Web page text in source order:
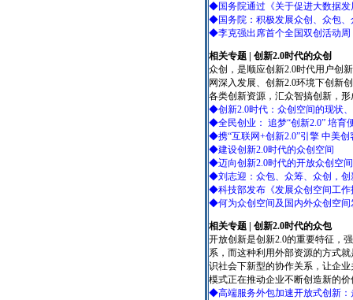
◆国务院通过《关于促进大数据发
◆国务院：积极发展众创、众包、
◆李克强出席首个全国双创活动周
相关专题 | 创新2.0时代的众创
众创，是顺应创新2.0时代用户创
网深入发展、创新2.0环境下创新
各类创新资源，汇众智搞创新，
◆创新2.0时代：众创空间的现状
◆全民创业： 追梦“创新2.0” 培育
◆携“互联网+创新2.0”引擎 中美创
◆建设创新2.0时代的众创空间
◆迈向创新2.0时代的开放众创空
◆刘志迎：众包、众筹、众创，创
◆科技部发布《发展众创空间工作
◆何为众创空间及国内外众创空间
相关专题 | 创新2.0时代的众包
开放创新是创新2.0的重要特征，
系，而这种利用外部资源的方式
识社会下新型的协作关系，让企
模式正在推动企业不断创造新的价
◆高端服务外包加速开放式创新：